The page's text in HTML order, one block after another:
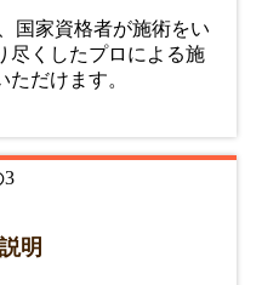
国家資格者が施術をい
尽くしたプロによる施
だけます。
明